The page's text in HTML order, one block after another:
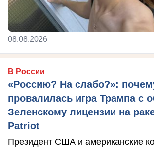
08.08.2026
В России
«Россию? На слабо?»:
провалилась игра Трампа с
Зеленскому лицензии на
Patriot
Президент США и американские